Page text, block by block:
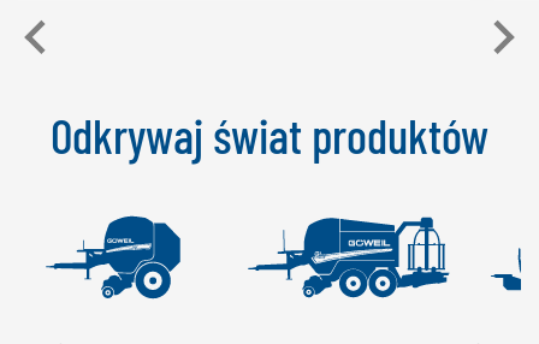
Odkrywaj świat produktów